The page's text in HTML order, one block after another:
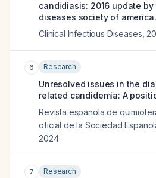
candidiasis: 2016 update
diseases society of america.
Clinical Infectious Diseases
6 Research
Unresolved issues in the
related candidemia: A
Revista espanola de
oficial de la Sociedad
2024
7 Research